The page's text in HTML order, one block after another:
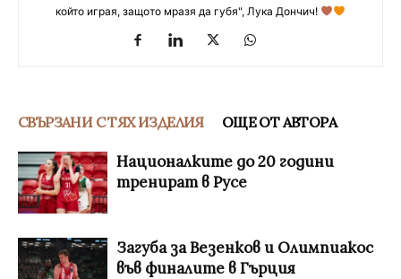
който играя, защото мразя да губя", Лука Дончич!
СВЪРЗАНИ С ТЯХ ИЗДЕЛИЯ ОЩЕ ОТ АВТОРА
Националките до 20 години
тренират в Русе
Загуба за Везенков и Олимпиакос
във финалите в Гърция